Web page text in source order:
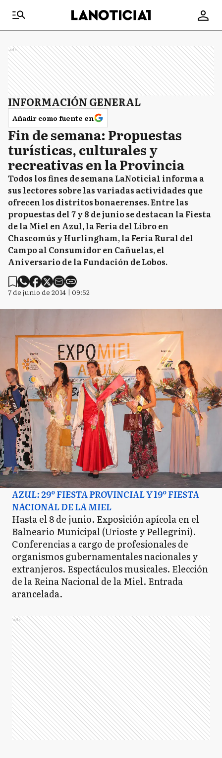
Ads
INFORMACIÓN GENERAL
Añadir como fuente en
Fin de semana: Propuestas
turísticas, culturales y
recreativas en la Provincia
Todos los fines de semana LaNoticia1 informa a
sus lectores sobre las variadas actividades que
ofrecen los distritos bonaerenses. Entre las
propuestas del 7 y 8 de junio se destacan la Fiesta
de la Miel en Azul, la Feria del Libro en
Chascomús y Hurlingham, la Feria Rural del
Campo al Consumidor en Cañuelas, el
Aniversario de la Fundación de Lobos.
7 de junio de 2014 | 09:52
AZUL: 29º FIESTA PROVINCIAL Y 19º FIESTA
NACIONAL DE LA MIEL
Hasta el 8 de junio. Exposición apícola en el
Balneario Municipal (Urioste y Pellegrini).
Conferencias a cargo de profesionales de
organismos gubernamentales nacionales y
extranjeros. Espectáculos musicales. Elección
de la Reina Nacional de la Miel. Entrada
arancelada.
Ads